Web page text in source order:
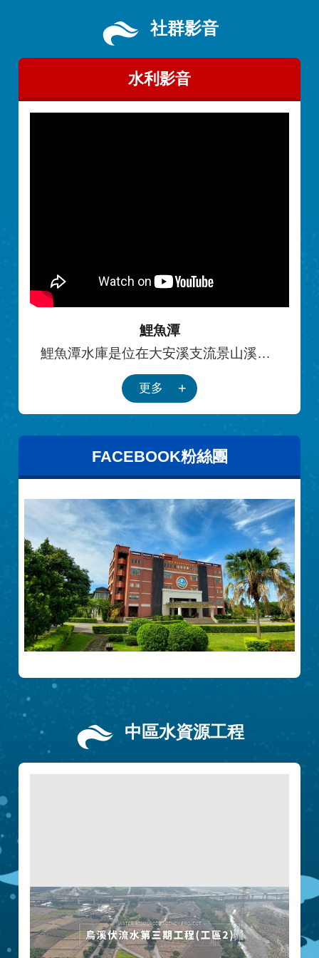
社群影音
水利影音
鯉魚潭
鯉魚潭水庫是位在大安溪支流景山溪
上，在山線縱貫鐵路東方約兩公里，集
水面積53.45平方公里，橫跨三義、大湖
與卓蘭三個鄉鎮。本水庫設立目的為解
決台中縣市、苗栗等地區日益增加的民
生用水、工業用水與農業用水。
更多
FACEBOOK粉絲團
中區水資源工程